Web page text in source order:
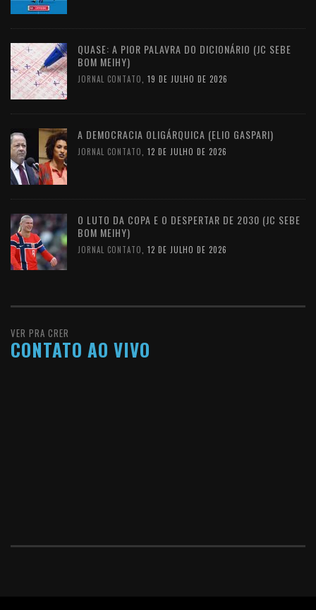
QUASE: A PIOR PALAVRA DO DICIONÁRIO (JC SEBE
BOM MEIHY)
JORNAL CONTATO 19 DE JULHO DE 2026
A DEMOCRACIA OLIGÁRQUICA (ELIO GASPARI)
JORNAL CONTATO 12 DE JULHO DE 2026
O LUTO DA COPA E O DESPERTAR DE 2030 (JC SEBE
BOM MEIHY)
JORNAL CONTATO 12 DE JULHO DE 2026
VER PRA CRER
CONTATO AO VIVO